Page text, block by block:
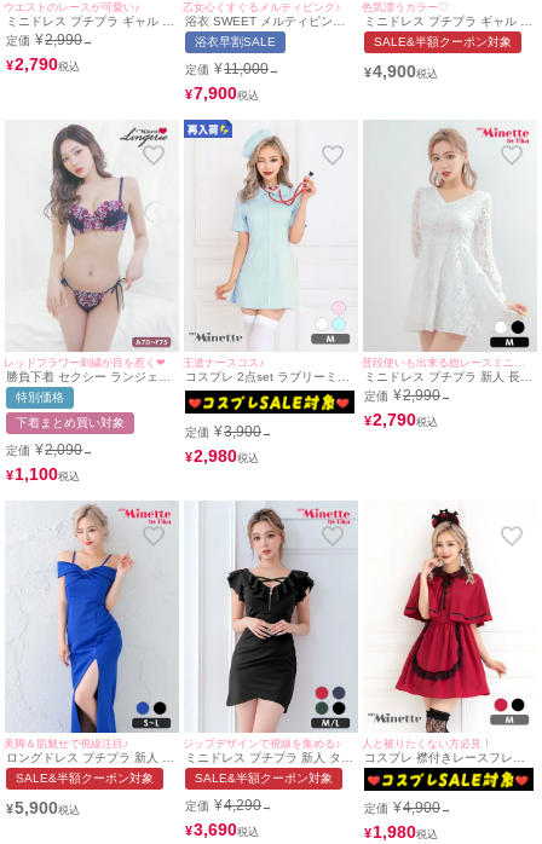
ウエストのレースが可愛い♪
ミニドレス プチプラ ギャル タ
イト セクシー オフショル 半袖
低身長 肩あき ウエストレース
切り替え ホワイト キャバドレ
ス (せいせい着用/S~XLサイズ
定価 ¥2,990→
¥2,790
乙女心くすぐるメルティピンク♪
浴衣 SWEET メルティピンク×
繊細ホワイトフラワー ゆかた3
点セット(浴衣羽織＋ワンピー
ス＋兵児帯)
浴衣早割SALE
定価 ¥11,000→
¥7,900
色気漂うカラー♡
ミニドレス プチプラ ギャル ワ
ンピース フレア セクシー キラ
キラ 半袖 シアー シアー袖 低
ドレス (せいせい着用/Mサイズ
SALE&半額クーポン対象
¥4,900
レッドフラワー刺繍が目を惹く❤︎
勝負下着 セクシー ランジェリ
ー レッドフラワー刺繍デザイ
ンブラ＆紐ショーツ2点セット
特別価格
下着まとめ買い対象
定価 ¥2,090→
¥1,100
王道ナースコス♪
コスプレ 2点set ラブリーミニ
ガーリープチプラナース [ワン
ピース+帽子]
定価 ¥3,900→
¥2,980
ミニドレス プチプラ 新人 長袖
袖あり ワンピース フレア セク
シー ラウンジ レース 花柄 胸
元隠し 総レース シンプル 白
キャバドレス (せいせい着用/M
定価 ¥2,990→
¥2,790
美脚＆肌魅せで視線注目♪
ロングドレス プチプラ 新人 タ
イト オフショル スリット セク
シー キャミソール 谷間 リボン
用/S~Lサイズ対応) |
SALE&半額クーポン対象
¥5,900
ジップデザインで視線を集める♪
ミニドレス プチプラ 新人 タイ
ト ジップ ラウンジ 半袖 低身
長 谷間 ネイビー (せいせい着
用/M~Lサイズ対応) |
myMinette/マイミネット
SALE&半額クーポン対象
定価 ¥4,290→
¥3,690
人と被りたくない方必見！
コスプレ 襟付きレースフレア
プチプラガーリーメイド [2点
セット] (メイド服/カチューシ
定価 ¥4,900→
¥1,980